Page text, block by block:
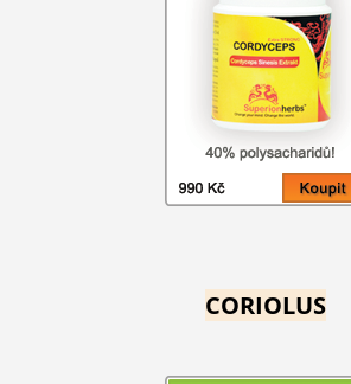
CORIOLUS